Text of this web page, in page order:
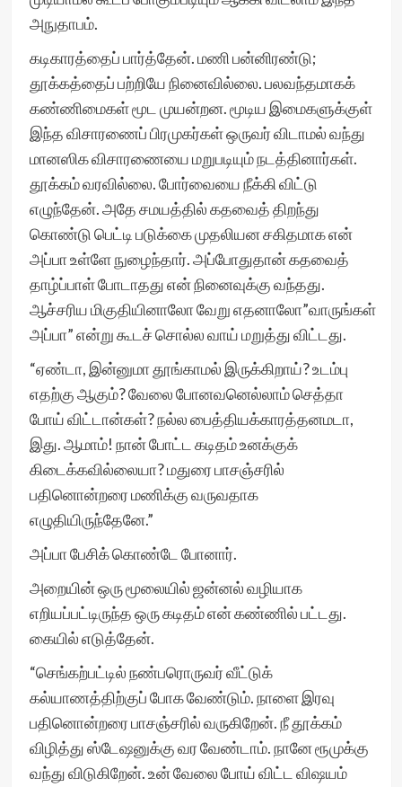
அநுதாபம்.
கடிகாரத்தைப் பார்த்தேன். மணி பன்னிரண்டு;
தூக்கத்தைப் பற்றியே நினைவில்லை. பலவந்தமாகக்
கண்ணிமைகள் மூட முயன்றன. மூடிய இமைகளுக்குள்
இந்த விசாரணைப் பிரமுகர்கள் ஒருவர் விடாமல் வந்து
மானஸிக விசாரணையை மறுபடியும் நடத்தினார்கள்.
தூக்கம் வரவில்லை. போர்வையை நீக்கி விட்டு
எழுந்தேன். அதே சமயத்தில் கதவைத் திறந்து
கொண்டு பெட்டி படுக்கை முதலியன சகிதமாக என்
அப்பா உள்ளே நுழைந்தார். அப்போதுதான் கதவைத்
தாழ்ப்பாள் போடாதது என் நினைவுக்கு வந்தது.
ஆச்சரிய மிகுதியினாலோ வேறு எதனாலோ”வாருங்கள்
அப்பா” என்று கூடச் சொல்ல வாய் மறுத்து விட்டது.
“ஏண்டா, இன்னுமா தூங்காமல் இருக்கிறாய்? உடம்பு
எதற்கு ஆகும்? வேலை போனவனெல்லாம் செத்தா
போய் விட்டான்கள்? நல்ல பைத்தியக்காரத்தனமடா,
இது. ஆமாம்! நான் போட்ட கடிதம் உனக்குக்
கிடைக்கவில்லையா? மதுரை பாசஞ்சரில்
பதினொன்றரை மணிக்கு வருவதாக
எழுதியிருந்தேனே.”
அப்பா பேசிக் கொண்டே போனார்.
அறையின் ஒரு மூலையில் ஜன்னல் வழியாக
எறியப்பட்டிருந்த ஒரு கடிதம் என் கண்ணில் பட்டது.
கையில் எடுத்தேன்.
“செங்கற்பட்டில் நண்பரொருவர் வீட்டுக்
கல்யாணத்திற்குப் போக வேண்டும். நாளை இரவு
பதினொன்றரை பாசஞ்சரில் வருகிறேன். நீ தூக்கம்
விழித்து ஸ்டேஷனுக்கு வர வேண்டாம். நானே ரூமுக்கு
வந்து விடுகிறேன். உன் வேலை போய் விட்ட விஷயம்